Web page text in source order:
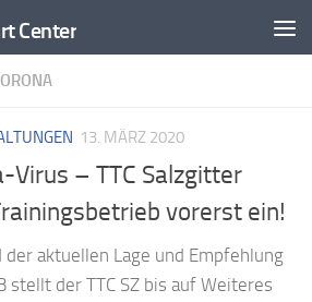
13. MÄRZ 2020
Virus – TTC Salzgitter
vorerst ein!
der aktuellen Lage und Empfehlung
stellt der TTC SZ bis auf Weiteres